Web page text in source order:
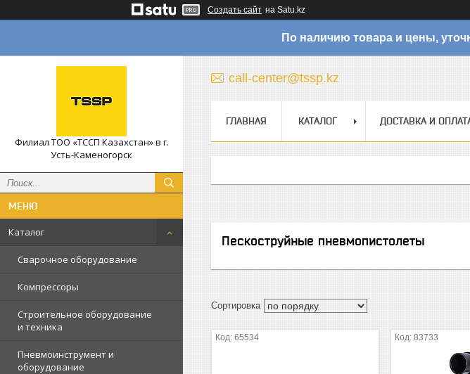
Создать сайт на Satu.kz
По наличию товара и цены,
Филиал ТОО «ТССП Казахстан» в г.
Усть-Каменогорск
Каталог
Сварочное оборудование
Компрессоры
Строительное оборудование
и техника
Пневмоинструмент и
оборудование
call-center@tssp.kz
ГЛАВНАЯ КАТАЛОГ ДОСТАВКА И
Пескоструйные пневмопистолеты
65534 83733